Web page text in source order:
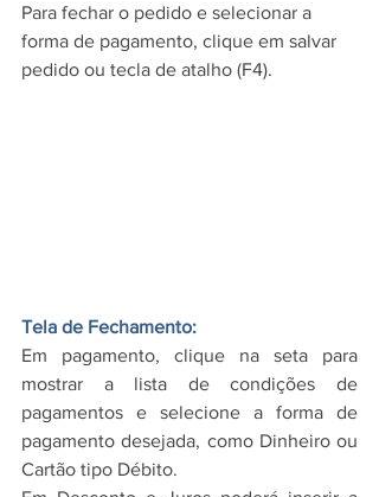
Para fechar o pedido e selecionar a
forma de pagamento, clique em salvar
pedido ou tecla de atalho (F4).
Tela de Fechamento:
Em pagamento, clique na seta para
mostrar a lista de condições de
pagamentos e selecione a forma de
pagamento desejada, como Dinheiro ou
Cartão tipo Débito.